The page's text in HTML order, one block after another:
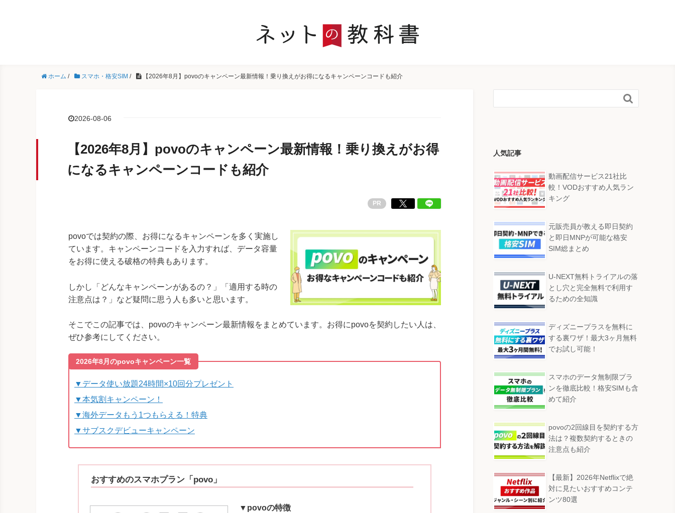
ホーム / スマホ・格安SIM / 【2026年8月】povoのキャンペーン最新情報！乗り換えがお得になるキャンペーンコードも紹介
2026-08-06
【2026年8月】povoのキャンペーン最新情報！乗り換えがお得
になるキャンペーンコードも紹介
PR
povoでは契約の際、お得になるキャンペーンを多く実施し
ています。キャンペーンコードを入力すれば、データ容量
をお得に使える破格の特典もあります。
しかし「どんなキャンペーンがあるの？」「適用する時の
注意点は？」など疑問に思う人も多いと思います。
そこでこの記事では、povoのキャンペーン最新情報をまとめています。お得にpovoを契約したい人は、
ぜひ参考にしてください。
2026年8月のpovoキャンペーン一覧
▼データ使い放題24時間×10回分プレゼント
▼本気割キャンペーン！
▼海外データもう1つもらえる！特典
▼サブスクデビューキャンペーン
おすすめのスマホプラン「povo」
▼povoの特徴

人気記事
動画配信サービス21社比
較！VODおすすめ人気ラン
キング
元販売員が教える即日契約
と即日MNPが可能な格安
SIM総まとめ
U-NEXT無料トライアルの落
とし穴と完全無料で利用す
るための全知識
ディズニープラスを無料に
する裏ワザ！最大3ヶ月無料
でお試し可能！
スマホのデータ無制限プラ
ンを徹底比較！格安SIMも含
めて紹介
povoの2回線目を契約する方
法は？複数契約するときの
注意点も紹介
【最新】2026年Netflixで絶
対に見たいおすすめコンテ
ンツ80選